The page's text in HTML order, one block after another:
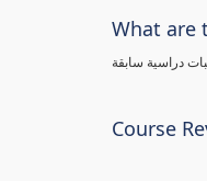
What are
دراسية سابقة
Course